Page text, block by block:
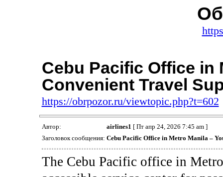
Cebu Pacific Office in
Convenient Travel
https://obrpozor.ru/viewtopic.php?t=602
Автор: airlines1 [ Пт апр 24, 2026 7:45 am ]
Заголовок сообщения: Cebu Pacific Office in Metro Manila –
The Cebu Pacific office in